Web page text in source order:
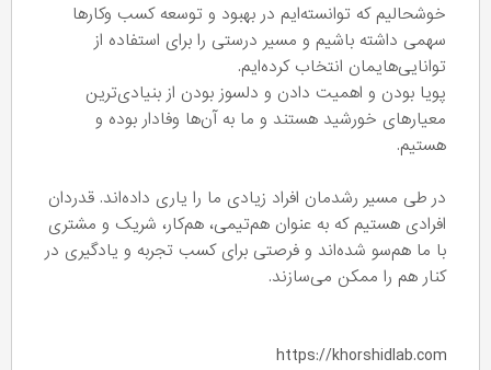
خوشحالیم که توانسته‌ایم در بهبود و توسعه کسب وکارها
سهمی داشته باشیم و مسیر درستی را برای استفاده از
توانایی‌هایمان انتخاب کرده‌ایم.
پویا بودن و اهمیت دادن و دلسوز بودن از بنیادی‌ترین
معیارهای خورشید هستند و ما به آن‌ها وفادار بوده و
هستیم.
در طی مسیر رشدمان افراد زیادی ما را یاری داده‌اند. قدردان
افرادی هستیم که به عنوان هم‌تیمی، هم‌کار، شریک و مشتری
با ما هم‌سو شده‌اند و فرصتی برای کسب تجربه و یادگیری در
کنار هم را ممکن می‌سازند.
https://khorshidlab.com